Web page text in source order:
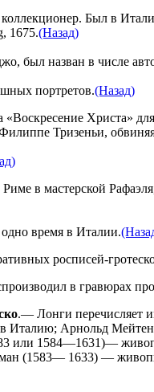
Был в
1675.(Назад)
был назван в числе
портретов.(Назад)
Христа»
Тризеньи, обвиняя
в мастерской
время в Италии.
росписей-
в гравюрах
.— Лонги перечисляет
Арнольд
или 1584—1631)—
(1583— 1633) —